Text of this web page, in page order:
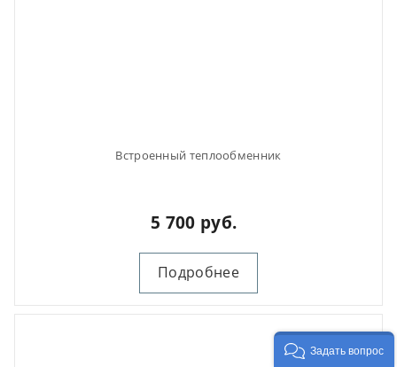
Встроенный теплообменник
5 700 руб.
Подробнее
Задать вопрос